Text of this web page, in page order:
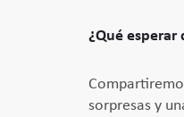
¿Qué esperar
sorpresas y